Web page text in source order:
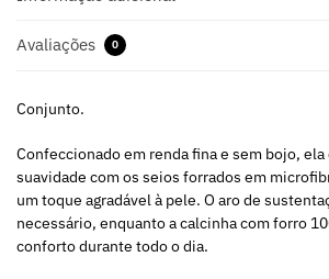
Avaliações 0
Conjunto.
Confeccionado em renda fina e sem bojo,
suavidade com os seios forrados em
um toque agradável à pele. O aro de
necessário, enquanto a calcinha com forro
conforto durante todo o dia.